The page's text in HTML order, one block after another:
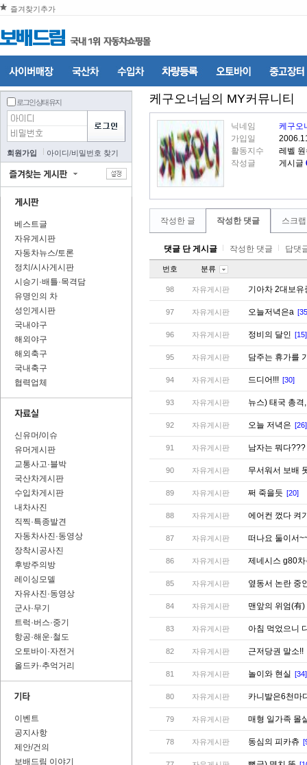
즐겨찾기추가
로그인 상태 유지
회원가입 아이디/비밀번호 찾기
베스트글
자유게시판
자동차뉴스/토론
정치/시사게시판
시승기·배틀·목격담
유명인의 차
성인게시판
국내야구
해외야구
해외축구
국내축구
협력업체
신유머/이슈
유머게시판
교통사고·블박
국산차게시판
수입차게시판
내차사진
직찍·특종발견
자동차사진·동영상
장착시공사진
후방주의방
레이싱모델
자유사진·동영상
군사·무기
트럭·버스·중기
항공·해운·철도
오토바이·자전거
올드카·추억거리
이벤트
공지사항
제안/건의
보배드림 이야기
케구오너 님의 MY커뮤니티
닉네임
케구오
가입일
활동지수
레벨
작성글
게시글
작성한 글 작성한 댓글 스크
댓글 단 게시글 작성한 댓글 답댓
번호 분류
98 자유게시판 기아차 2대보
97 자유게시판 오늘저녁은a
96 자유게시판 정비의 달인 [15]
95 자유게시판 담주는 휴가를
94 자유게시판 드디어!!! [30]
93 자유게시판 뉴스) 태국 총
92 자유게시판 오늘 저녁은 [26]
91 자유게시판 남자는 뭐다???
90 자유게시판 무서워서 보배
89 자유게시판 쩌 죽을듯 [20]
88 자유게시판 에어컨 껐다 켜
87 자유게시판 떠나요 둘이서
86 자유게시판 제네시스 g80
85 자유게시판 옆동서 논란 중
84 자유게시판 맨앞의 위엄(有
83 자유게시판 아침 먹었으니
82 자유게시판 근저당권 말소!!
81 자유게시판 놀이와 현실 [34]
80 자유게시판 카니발은6천마
79 자유게시판 매형 일가족 몰
78 자유게시판 동심의 피카츄